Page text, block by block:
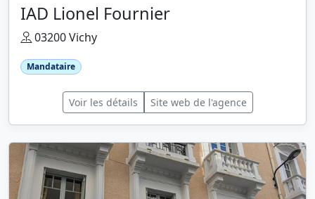
IAD Lionel Fournier
03200 Vichy
Mandataire
Voir les détails Site web de l'agence